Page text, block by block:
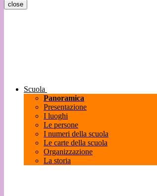
close
Scuola
Panoramica
Presentazione
I luoghi
Le persone
I numeri della scuola
Le carte della scuola
Organizzazione
La storia